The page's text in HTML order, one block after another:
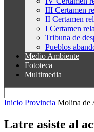
III Certamen
II Certamen
I Certamen
Tribuna de
Pueblos
Medio Ambiente
Fototeca
Multimedia
Inicio Provincia Molina de
Latre asiste al